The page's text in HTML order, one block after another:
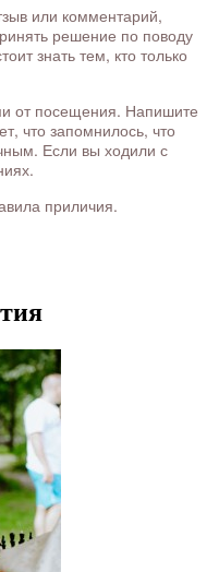
или комментарий,
решение по поводу
знать тем, кто только
от посещения. Напишите
что запомнилось, что
Если вы ходили с
приличия.